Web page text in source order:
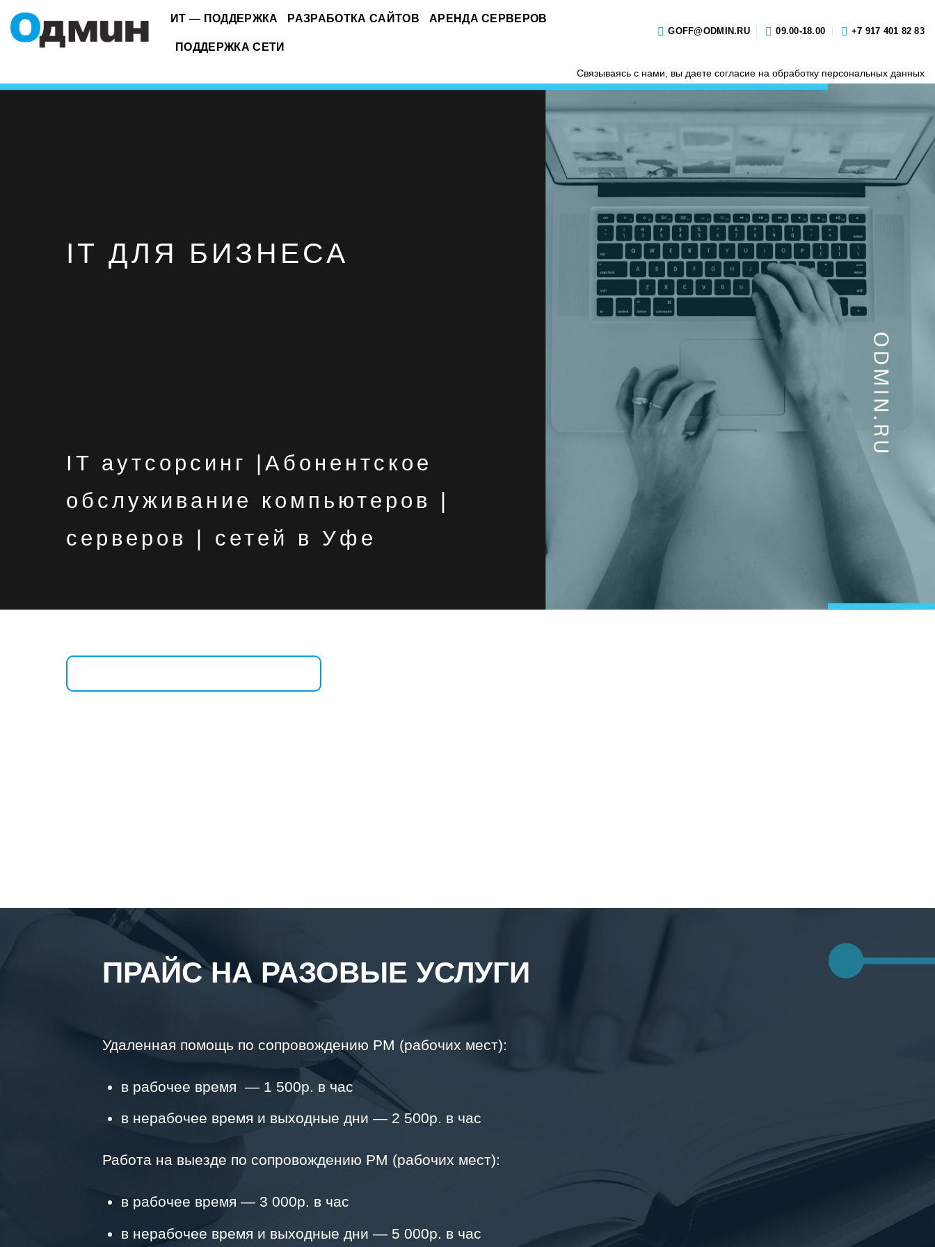
content
ИТ — ПОДДЕРЖКА РАЗРАБОТКА САЙТОВ АРЕНДА СЕРВЕРОВ
ПОДДЕРЖКА СЕТИ
GOFF@ODMIN.RU 09.00-18.00 +7 917 401 82 83
Связываясь с нами, вы даете согласие на обработку персональных данных
IT ДЛЯ БИЗНЕСА
IT аутсорсинг |Абонентское
обслуживание компьютеров |
серверов | сетей в Уфе
ПРАЙС НА РАЗОВЫЕ УСЛУГИ
Удаленная помощь по сопровождению РМ (рабочих мест):
в рабочее время — 1 500р. в час
в нерабочее время и выходные дни — 2 500р. в час
Работа на выезде по сопровождению РМ (рабочих мест):
в рабочее время — 3 000р. в час
в нерабочее время и выходные дни — 5 000р. в час